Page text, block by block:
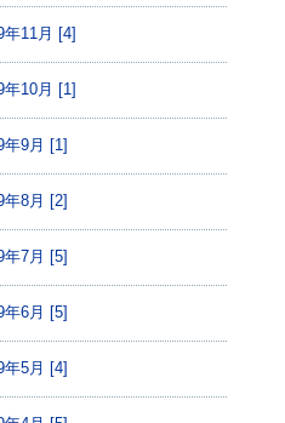
年11月 [4]
年10月 [1]
年9月 [1]
年8月 [2]
年7月 [5]
年6月 [5]
年5月 [4]